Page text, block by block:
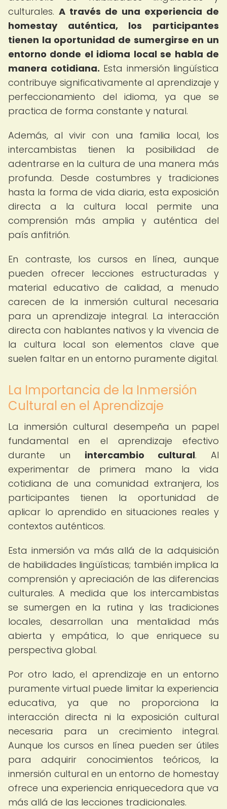
culturales. A través de una experiencia de
homestay auténtica, los participantes
tienen la oportunidad de sumergirse en un
entorno donde el idioma local se habla de
manera cotidiana. Esta inmersión lingüística
contribuye significativamente al aprendizaje y
perfeccionamiento del idioma, ya que se
practica de forma constante y natural.
Además, al vivir con una familia local, los
intercambistas tienen la posibilidad de
adentrarse en la cultura de una manera más
profunda. Desde costumbres y tradiciones
hasta la forma de vida diaria, esta exposición
directa a la cultura local permite una
comprensión más amplia y auténtica del
país anfitrión.
En contraste, los cursos en línea, aunque
pueden ofrecer lecciones estructuradas y
material educativo de calidad, a menudo
carecen de la inmersión cultural necesaria
para un aprendizaje integral. La interacción
directa con hablantes nativos y la vivencia de
la cultura local son elementos clave que
suelen faltar en un entorno puramente digital.
La Importancia de la Inmersión
Cultural en el Aprendizaje
La inmersión cultural desempeña un papel
fundamental en el aprendizaje efectivo
durante un intercambio cultural. Al
experimentar de primera mano la vida
cotidiana de una comunidad extranjera, los
participantes tienen la oportunidad de
aplicar lo aprendido en situaciones reales y
contextos auténticos.
Esta inmersión va más allá de la adquisición
de habilidades lingüísticas; también implica la
comprensión y apreciación de las diferencias
culturales. A medida que los intercambistas
se sumergen en la rutina y las tradiciones
locales, desarrollan una mentalidad más
abierta y empática, lo que enriquece su
perspectiva global.
Por otro lado, el aprendizaje en un entorno
puramente virtual puede limitar la experiencia
educativa, ya que no proporciona la
interacción directa ni la exposición cultural
necesaria para un crecimiento integral.
Aunque los cursos en línea pueden ser útiles
para adquirir conocimientos teóricos, la
inmersión cultural en un entorno de homestay
ofrece una experiencia enriquecedora que va
más allá de las lecciones tradicionales.